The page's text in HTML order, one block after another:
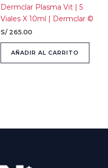
Dermclar Plasma Vit | 5
Viales X 10ml | Dermclar ©
S/ 265.00
AÑADIR AL CARRITO